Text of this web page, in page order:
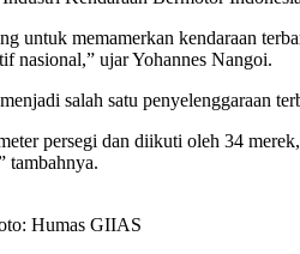
untuk memamerkan kendaraan
nasional,” ujar Yohannes Nangoi.
salah satu penyelenggaraan
persegi dan diikuti oleh 34
tambahnya.
Humas GIIAS